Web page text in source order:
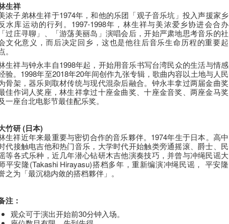
生祥
浓子弟林生祥于1974年，和他的乐团「观子音乐坑」投入声援家乡
水库运动的行列。1997-1998年，林生祥与美浓爱乡协进会合办
「过庄寻聊」、「游荡美丽岛」演唱会后，开始严肃地思考音乐的社
文化意义，而后决定回乡，这也是他往后音乐生命历程的重要起
。
生祥与钟永丰自1998年起，开始用音乐书写台湾民众的生活与情感
验。1998年至2018年20年间创作九张专辑，歌曲内容以土地与人民
骨架，器乐则取材传统与现代混杂后融合。钟永丰拿过两届金曲奖
佳作词人奖座，林生祥拿过十座金曲奖、十座金音奖、两座金马奖
一座台北电影节最佳配乐奖。
竹研(日本)
生祥近年来最重要与密切合作的音乐夥伴。1974年生于日本。高中
代接触电吉他和热门音乐，大学时代开始触类旁通摇滚、爵士、民
等各式乐种，近几年潜心钻研木吉他演奏技巧，并曾与冲绳民谣大
平安隆(Takashi Hirayasu)搭档多年，重新编演冲绳民谣， 平安隆
之为「最沉稳内敛的搭档夥伴」。
注：
观众可于演出开始前30分钟入场。